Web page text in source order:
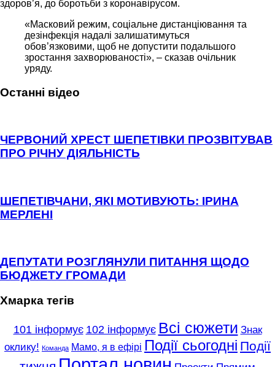
здоров’я, до боротьби з коронавірусом.
«Масковий режим, соціальне дистанціювання та
дезінфекція надалі залишатимуться
обов’язковими, щоб не допустити подальшого
зростання захворюваності», – сказав очільник
уряду.
Останні відео
ЧЕРВОНИЙ ХРЕСТ ШЕПЕТІВКИ ПРОЗВІТУВАВ
ПРО РІЧНУ ДІЯЛЬНІСТЬ
ШЕПЕТІВЧАНИ, ЯКІ МОТИВУЮТЬ: ІРИНА
МЕРЛЕНІ
ДЕПУТАТИ РОЗГЛЯНУЛИ ПИТАННЯ ЩОДО
БЮДЖЕТУ ГРОМАДИ
Хмарка тегів
101 інформує 102 інформує Всі сюжети Знак
оклику! Команда Мамо, я в ефірі Події сьогодні Події